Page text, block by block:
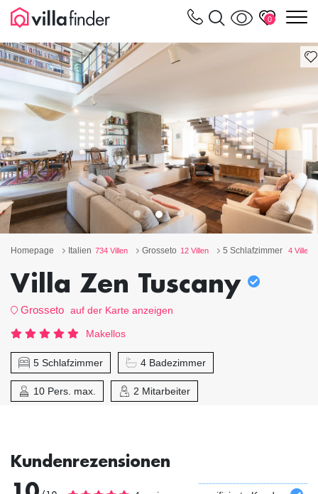
0
Homepage Italien 734 Villen Grosseto 12 Villen 5 Schlafzimmer 4 Villen
Villa Zen Tuscany
Grosseto auf der Karte anzeigen
Makellos
5 Schlafzimmer 4 Badezimmer
10 Pers. max. 2 Mitarbeiter
Kundenrezensionen
Cookie-Einstellungen